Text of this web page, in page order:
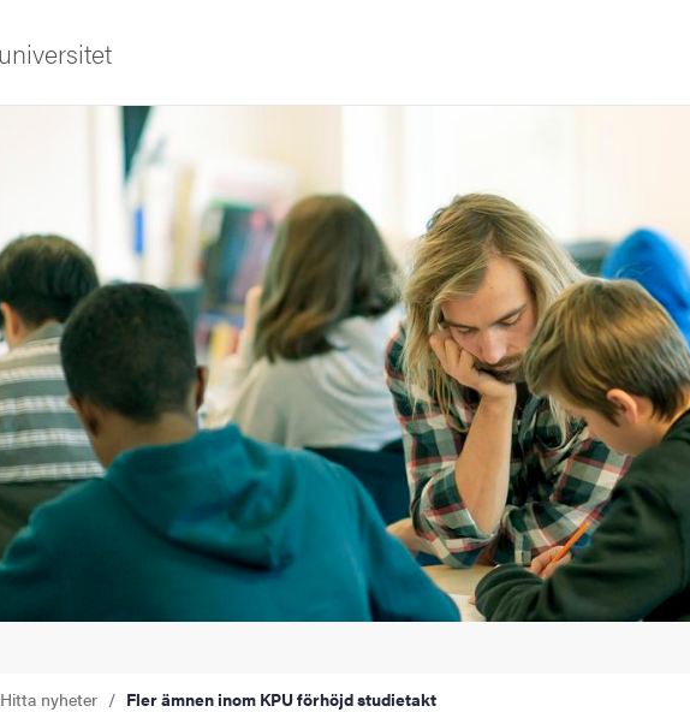
och innovation
Hitta nyheter Fler ämnen inom KPU förhöjd studietakt